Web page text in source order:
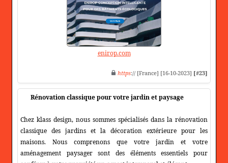
enirop.com
https:// [France] [16-10-2023] [#23]
Rénovation classique pour votre jardin et paysage
Chez klass design, nous sommes spécialisés dans la rénovation
classique des jardins et la décoration extérieure pour les
maisons. Nous comprenons que votre jardin et votre
aménagement paysager sont des éléments essentiels pour